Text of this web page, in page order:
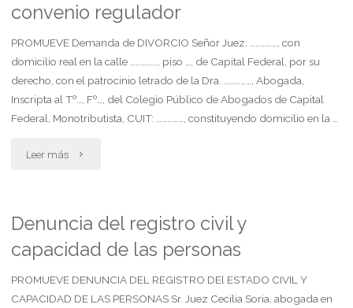
convenio
regulador"
convenio regulador
PROMUEVE Demanda de DIVORCIO Señor Juez: ……………, con
domicilio real en la calle ……………, piso …, de Capital Federal, por su
derecho, con el patrocinio letrado de la Dra. ……………, Abogada,
Inscripta al Tº…, Fº…, del Colegio Público de Abogados de Capital
Federal, Monotributista, CUIT: ……………, constituyendo domicilio en la …
Leer más "Divorcio
con
propuesta
de
Denuncia del registro civil y
capacidad de las personas
PROMUEVE DENUNCIA DEL REGISTRO DEl ESTADO CIVIL Y
CAPACIDAD DE LAS PERSONAS Sr. Juez Cecilia Soria, abogada en